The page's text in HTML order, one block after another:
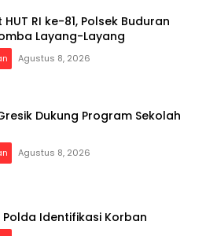
RI ke-81, Polsek Buduran
Layang-Layang
Agustus 8, 2026
Dukung Program Sekolah
Agustus 8, 2026
Polda Identifikasi Korban